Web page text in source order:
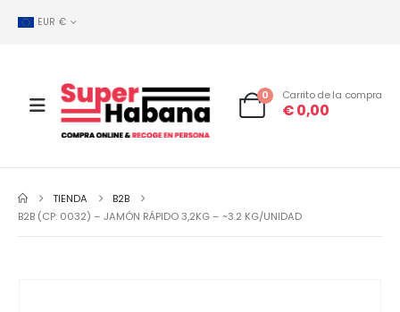
EUR €
0 Carrito de la compra
€0,00
TIENDA
B2B
B2B (CP: 0032) – JAMÓN RÁPIDO 3,2KG – ~3.2 KG/UNIDAD